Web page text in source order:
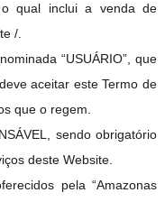
o qual inclui a venda de
/.
“USUÁRIO”, que
aceitar este Termo de
que o regem.
sendo obrigatório
deste Website.
pela “Amazonas